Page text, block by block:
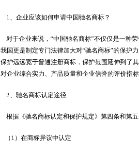
1、企业应该如何申请中国驰名商标？
对于企业来说，“中国驰名商标”不仅仅是一种
我国更是制定专门法律加大对“驰名商标”的保护
保护远远宽于普通注册商标，保护范围延伸到了
对企业综合实力、产品质量和企业信誉的评价指标
2、驰名商标认定途径
根据《驰名商标认定和保护规定》第四条和第
（1）在商标异议中认定